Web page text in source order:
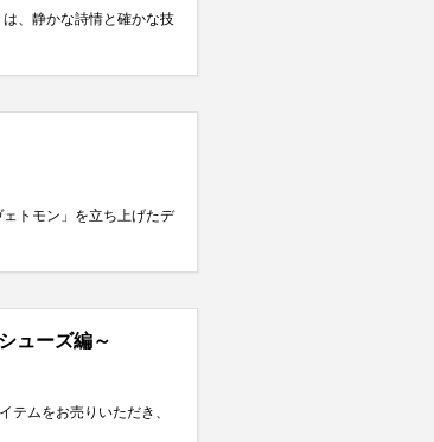
、静かな詩情と確かな技
トモン」を立ち上げたデ
ューズ編～
ムをお売りいただき、